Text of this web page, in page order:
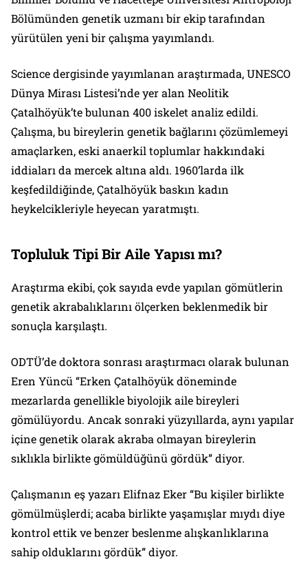
Bölümünden genetik uzmanı bir ekip tarafından
yürütülen yeni bir çalışma yayımlandı.
Science dergisinde yayımlanan araştırmada, UNESCO
Dünya Mirası Listesi’nde yer alan Neolitik
Çatalhöyük’te bulunan 400 iskelet analiz edildi.
Çalışma, bu bireylerin genetik bağlarını çözümlemeyi
amaçlarken, eski anaerkil toplumlar hakkındaki
iddiaları da mercek altına aldı. 1960’larda ilk
keşfedildiğinde, Çatalhöyük baskın kadın
heykelcikleriyle heyecan yaratmıştı.
Topluluk Tipi Bir Aile Yapısı mı?
Araştırma ekibi, çok sayıda evde yapılan gömütlerin
genetik akrabalıklarını ölçerken beklenmedik bir
sonuçla karşılaştı.
ODTÜ’de doktora sonrası araştırmacı olarak bulunan
Eren Yüncü “Erken Çatalhöyük döneminde
mezarlarda genellikle biyolojik aile bireyleri
gömülüyordu. Ancak sonraki yüzyıllarda, aynı yapılar
içine genetik olarak akraba olmayan bireylerin
sıklıkla birlikte gömüldüğünü gördük” diyor.
Çalışmanın eş yazarı Elifnaz Eker “Bu kişiler birlikte
gömülmüşlerdi; acaba birlikte yaşamışlar mıydı diye
kontrol ettik ve benzer beslenme alışkanlıklarına
sahip olduklarını gördük” diyor.